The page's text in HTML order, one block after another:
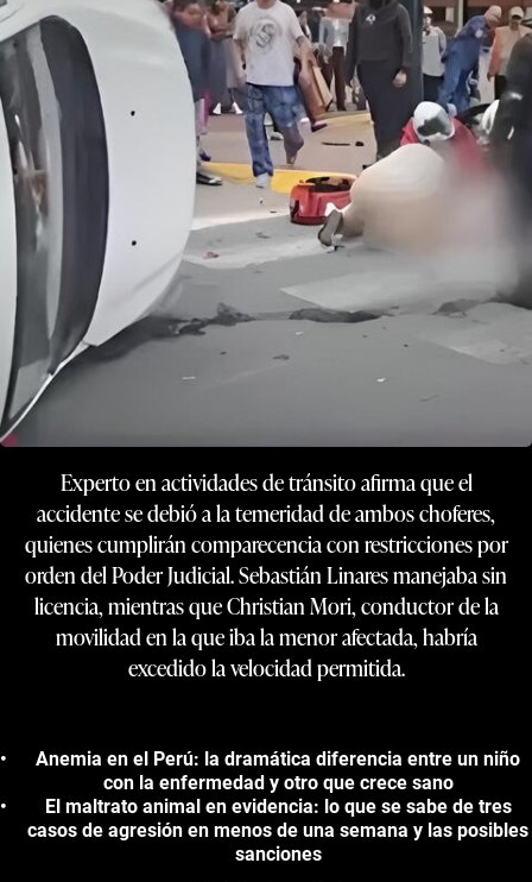
Experto en actividades de tránsito afirma que el
accidente se debió a la temeridad de ambos choferes,
quienes cumplirán comparecencia con restricciones por
orden del Poder Judicial. Sebastián Linares manejaba sin
licencia, mientras que Christian Mori, conductor de la
movilidad en la que iba la menor afectada, habría
excedido la velocidad permitida.
Anemia en el Perú: la dramática diferencia entre un niño
con la enfermedad y otro que crece sano
El maltrato animal en evidencia: lo que se sabe de tres
casos de agresión en menos de una semana y las posibles
sanciones